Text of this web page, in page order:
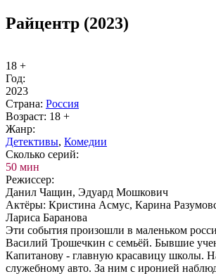
Райцентр (2023)
18 +
Год:
2023
Стра­на: Рос­сия
Воз­раст: 18 +
Жанр:
Де­тек­ти­вы, Ко­ме­дии
Сколь­ко се­рий:
50 мин
Ре­жис­сер:
Данил Чащин, Эдуард Мошкович
Ак­тё­ры: Кристина Асмус, Карина
Лариса Баранова
Эти события произошли в маленьком
Василий Трошечкин с семьёй. Бывшие
Капитанову - главную красавицу школы.
служебному авто. За ним с иронией